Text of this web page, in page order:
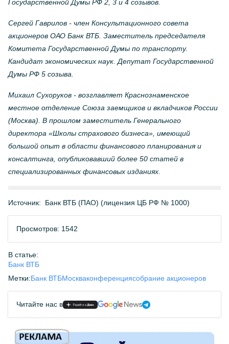
Государственной Думы РФ 2, 3 и 4 созывов.
Сергей Гаврилов - член Консультационного совета
акционеров ОАО Банк ВТБ. Заместитель председателя
Комитета Государственной Думы по транспорту.
Кандидат экономических наук. Депутат Государственной
Думы РФ 5 созыва.
Михаил Сухоруков - возглавляет Краснознаменское
местное отделение Союза заемщиков и вкладчиков России
(Москва). В прошлом заместитель Генерального
директора «Школы страхового бизнеса», имеющий
большой опыт в области финансового планирования и
консалтинга, опубликовавший более 50 статей в
специализированных финансовых изданиях.
Источник: Банк ВТБ (ПАО) (лицензия ЦБ РФ № 1000)
Просмотров: 1542
В статье:
Банк ВТБ
Метки:Банк ВТБМоскваконференциясобрание акционеров
Читайте нас в